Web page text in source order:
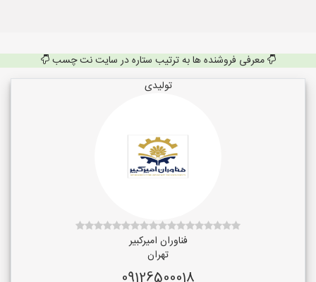
معرفی فروشنده ها به ترتیب ستاره در سایت نت چسب
تولیدی
فناوران امیرکبیر
تهران